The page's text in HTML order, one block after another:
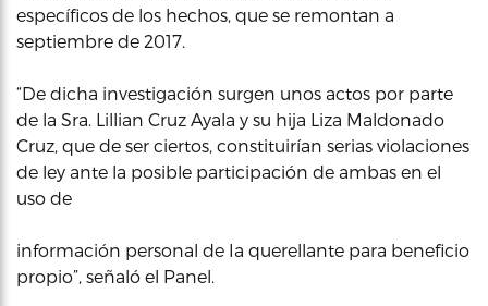
específicos de los hechos, que se remontan a
septiembre de 2017.
“De dicha investigación surgen unos actos por parte
de la Sra. Lillian Cruz Ayala y su hija Liza Maldonado
Cruz, que de ser ciertos, constituirían serias violaciones
de ley ante la posible participación de ambas en el
uso de
información personal de Ia querellante para beneficio
propio”, señaló el Panel.